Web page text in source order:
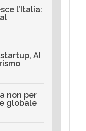
l’Italia:
AI
non per
globale